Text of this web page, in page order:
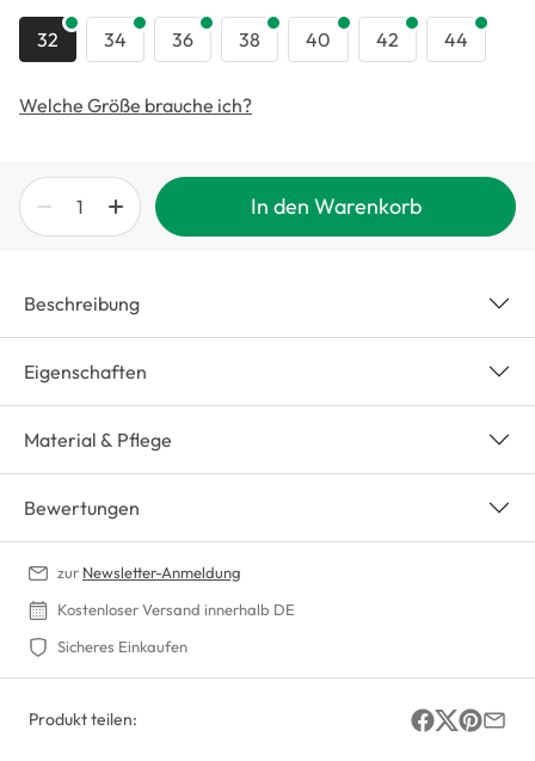
32 34 36 38 40 42 44
Welche Größe brauche ich?
In den Warenkorb
Beschreibung
Eigenschaften
Material & Pflege
Bewertungen
zur Newsletter-Anmeldung
Kostenloser Versand innerhalb DE
Sicheres Einkaufen
Produkt teilen: